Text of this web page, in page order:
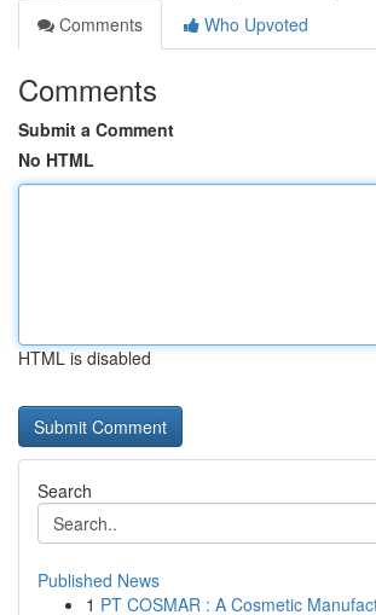
Comments
Who Upvoted
Comments
Submit a Comment
No HTML
HTML is disabled
Search
Published News
1 PT COSMAR : A Cosmetic